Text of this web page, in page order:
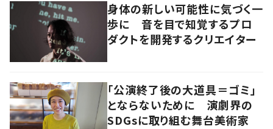
身体の新しい可能性に気づく一
歩に 音を目で知覚するプロ
ダクトを開発するクリエイター
「公演終了後の大道具＝ゴミ」
とならないために 演劇界の
SDGsに取り組む舞台美術家